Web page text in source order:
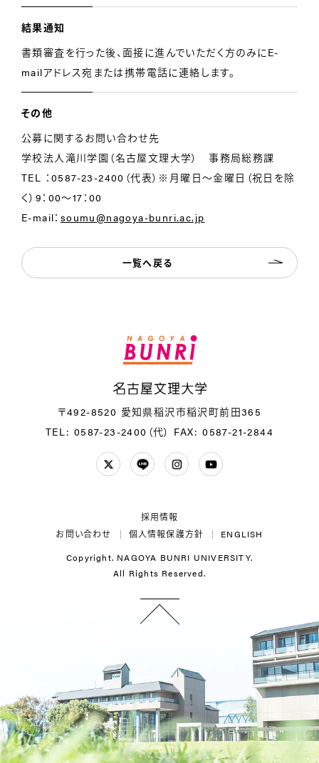
結果通知
書類審査を行った後、面接に進んでいただく方のみにE-
mailアドレス宛または携帯電話に連絡します。
その他
公募に関するお問い合わせ先
学校法人滝川学園（名古屋文理大学） 事務局総務課
TEL ：0587-23-2400（代表）※月曜日～金曜日（祝日を除
く）9：00～17：00
E-mail： soumu@nagoya-bunri.ac.jp
一覧へ戻る
〒492-8520 愛知県稲沢市稲沢町前田365
TEL: 0587-23-2400（代） FAX: 0587-21-2844
ENGLISH
個人情報保護方針
お問い合わせ
採用情報
Copyright. NAGOYA BUNRI UNIVERSITY.
All Rights Reserved.